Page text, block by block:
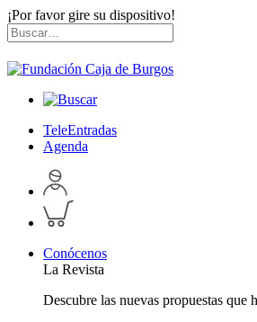
¡Por favor gire su dispositivo!
Skip
to
content
Buscar
por:
TeleEntradas
Agenda
Acceder
a
perfil
personal
Inspeccionar
carrito
Conócenos
La Revista
Descubre las nuevas propuestas que